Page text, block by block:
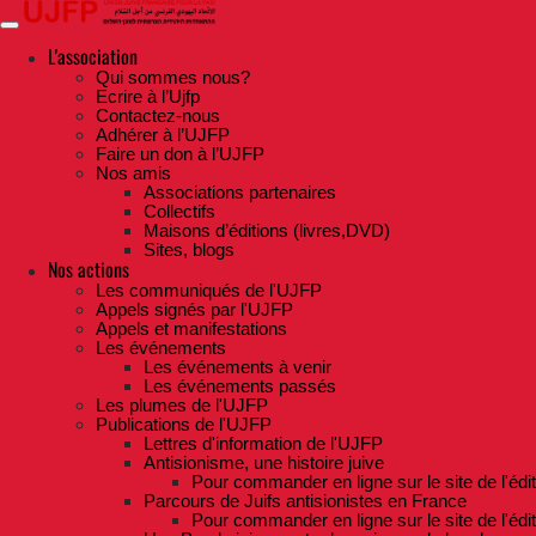
Skip
to
contentL'association
Qui sommes nous?
Ecrire à l’Ujfp
Contactez-nous
Adhérer à l’UJFP
Faire un don à l’UJFP
Nos amis
Associations partenaires
Collectifs
Maisons d’éditions (livres,DVD)
Sites, blogs
Nos actions
Les communiqués de l'UJFP
Appels signés par l'UJFP
Appels et manifestations
Les événements
Les événements à venir
Les événements passés
Les plumes de l'UJFP
Publications de l'UJFP
Lettres d'information de l'UJFP
Antisionisme, une histoire juive
Pour commander en ligne sur le site de
Parcours de Juifs antisionistes en France
Pour commander en ligne sur le site de